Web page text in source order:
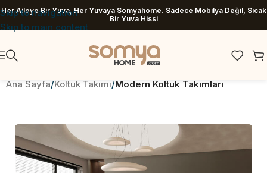
Skip to navigation
Skip to main content
Her Aileye Bir Yuva, Her Yuvaya Somyahome. Sadece Mobilya Değil, Sıcak
Bir Yuva Hissi
Ana Sayfa Koltuk Takımı Modern Koltuk Takımları